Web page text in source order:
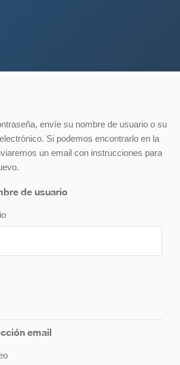
envíe su nombre de usuario o su
Si podemos encontrarlo en la
un email con instrucciones para
de usuario
email